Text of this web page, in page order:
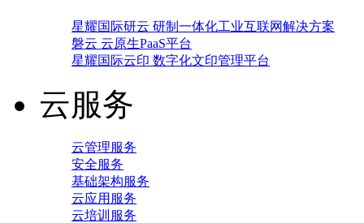
星耀国际研云 研制一体化工业互联网解决方案
磐云 云原生PaaS平台
星耀国际云印 数字化文印管理平台
云服务
云管理服务
安全服务
基础架构服务
云应用服务
云培训服务